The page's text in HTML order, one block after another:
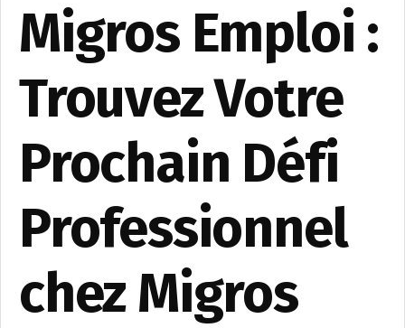
Migros Emploi :
Trouvez Votre
Prochain Défi
Professionnel
chez Migros